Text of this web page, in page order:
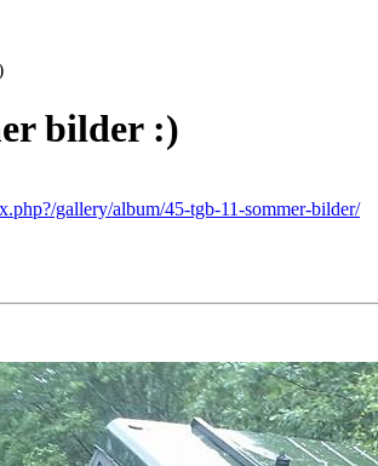
bilder :)
gallery/album/45-tgb-11-sommer-bilder/